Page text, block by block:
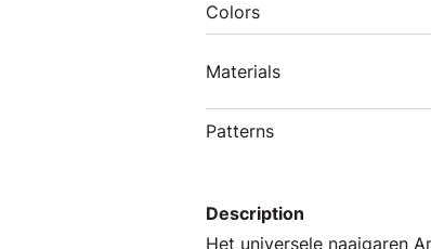
Colors
Materials
Patterns
Description
Het universele naaigaren